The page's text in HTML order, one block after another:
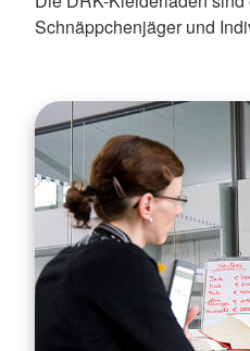
Schnäppchenjäger und